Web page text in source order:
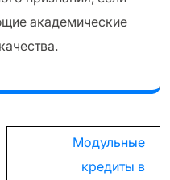
академические
Модульные
кредиты в